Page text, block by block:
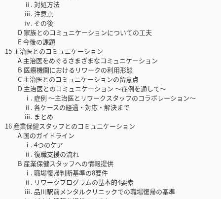
ⅱ. 対処方法
ⅲ. 注意点
ⅳ. その後
D 家族とのコミュニケーションについての工夫
E 今後の課題
15 主治医とのコミュニケーション
A 主治医をめぐるさまざまなコミュニケーション
B 医療機関におけるリワークの利用形態
C 主治医とのコミュニケーションの留意点
D 主治医とのコミュニケーション ～症例を通して～
ⅰ. 症例 ～主治医とリワークスタッフのコラボレーション～
ⅱ. 各ケースの経過・対応・解決まで
ⅲ. まとめ
16 産業保健スタッフとのコミュニケーション
A 国のガイドライン
ⅰ. 4つのケア
ⅱ. 復職支援の流れ
B 産業保健スタッフへの情報提供
ⅰ. 職場復帰判断基準の8要件
ⅱ. リワークプログラムの基本的4要素
ⅲ. 品川駅前メンタルクリニックでの職場復帰の基準